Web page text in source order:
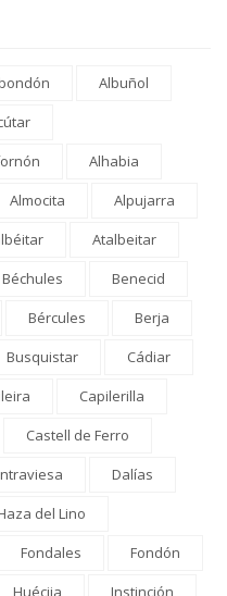
Albuñol
Alhabia
Almocita
Alpujarra
Atalbeitar
Béchules
Benecid
Bércules
Berja
Busquistar
Cádiar
Capilerilla
Castell de Ferro
Dalías
del Lino
Fondales
Fondón
Huécija
Instinción